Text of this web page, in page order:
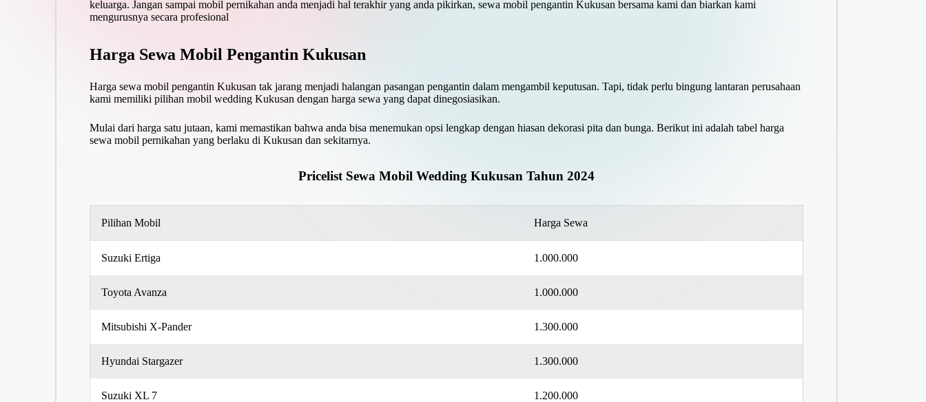
keluarga. Jangan sampai mobil pernikahan anda menjadi hal terakhir yang anda pikirkan, sewa mobil pengantin Kukusan bersama kami dan biarkan kami
mengurusnya secara profesional
Harga Sewa Mobil Pengantin Kukusan
Harga sewa mobil pengantin Kukusan tak jarang menjadi halangan pasangan pengantin dalam mengambil keputusan. Tapi, tidak perlu bingung lantaran perusahaan
kami memiliki pilihan mobil wedding Kukusan dengan harga sewa yang dapat dinegosiasikan.
Mulai dari harga satu jutaan, kami memastikan bahwa anda bisa menemukan opsi lengkap dengan hiasan dekorasi pita dan bunga. Berikut ini adalah tabel harga
sewa mobil pernikahan yang berlaku di Kukusan dan sekitarnya.
Pricelist Sewa Mobil Wedding Kukusan Tahun 2024
Pilihan Mobil Harga Sewa
Suzuki Ertiga 1.000.000
Toyota Avanza 1.000.000
Mitsubishi X-Pander 1.300.000
Hyundai Stargazer 1.300.000
Suzuki XL 7 1.200.000